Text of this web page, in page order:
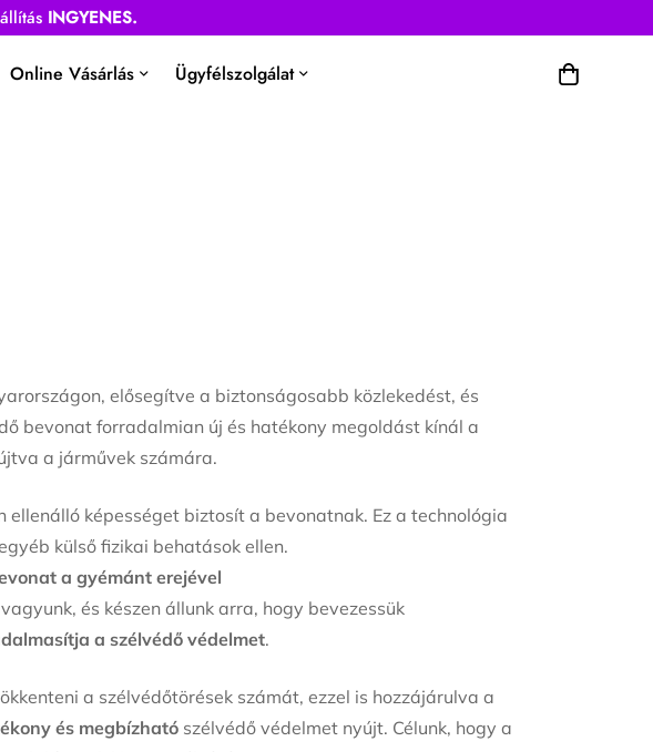
INGYENES.
Online Vásárlás Ügyfélszolgálat
elősegítve a biztonságosabb közlekedést, és
bevonat forradalmian új és hatékony megoldást kínál a
a járművek számára.
képességet biztosít a bevonatnak. Ez a technológia
külső fizikai behatások ellen.
a gyémánt erejével
és készen állunk arra, hogy bevezessük
a szélvédő védelmet.
a szélvédőtörések számát, ezzel is hozzájárulva a
és megbízható szélvédő védelmet nyújt. Célunk, hogy a